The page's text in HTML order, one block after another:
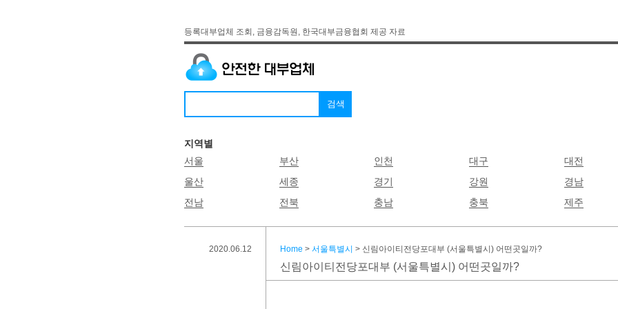
등록대부업체 조회, 금융감독원, 한국대부금융협회 제공 자료
지역별
서울
부산 인천 대구 대전
울산
세종 경기 강원 경남
전남
전북 충남 충북 제주
2020.06.12 Home > 서울특별시 > 신림아이티전당포대부 (서울특별시) 어떤곳일까?
신림아이티전당포대부 (서울특별시) 어떤곳일까?